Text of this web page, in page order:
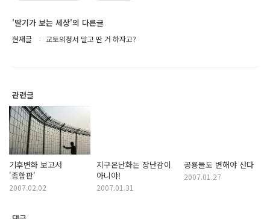
'딸기가 보는 세상'의 다른글
현재글 교토의정서 말고 딴 거 하자고?
관련글
기후변화 보고서
'종합판'
2007.02.02
지구온난화는 장난감이
아니야!
2007.01.31
공룡들도 변해야 산다
2007.01.27